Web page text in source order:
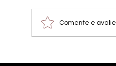
Comente e avalie